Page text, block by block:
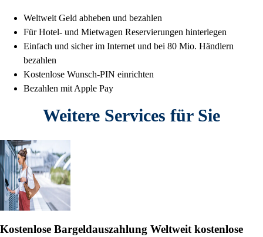
Weltweit Geld abheben und bezahlen
Für Hotel- und Mietwagen Reservierungen hinterlegen
Einfach und sicher im Internet und bei 80 Mio. Händlern
bezahlen
Kostenlose Wunsch-PIN einrichten
Bezahlen mit Apple Pay
Weitere Services für Sie
Kostenlose Bargeldauszahlung Weltweit kostenlose